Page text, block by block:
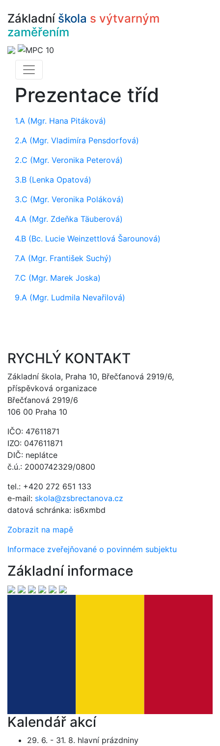
Základní škola s výtvarným
zaměřením
Prezentace tříd
1.A (Mgr. Hana Pitáková)
2.A (Mgr. Vladimíra Pensdorfová)
2.C (Mgr. Veronika Peterová)
3.B (Lenka Opatová)
3.C (Mgr. Veronika Poláková)
4.A (Mgr. Zdeňka Täuberová)
4.B (Bc. Lucie Weinzettlová Šarounová)
7.A (Mgr. František Suchý)
7.C (Mgr. Marek Joska)
9.A (Mgr. Ludmila Nevařilová)
RYCHLÝ KONTAKT
Základní škola, Praha 10, Břečťanová 2919/6,
příspěvková organizace
Břečťanová 2919/6
106 00 Praha 10
IČO: 47611871
IZO: 047611871
DIČ: neplátce
č.ú.: 2000742329/0800
tel.: +420 272 651 133
e-mail: skola@zsbrectanova.cz
datová schránka: is6xmbd
Zobrazit na mapě
Informace zveřejňované o povinném subjektu
Základní informace
Kalendář akcí
29. 6. - 31. 8. hlavní prázdniny